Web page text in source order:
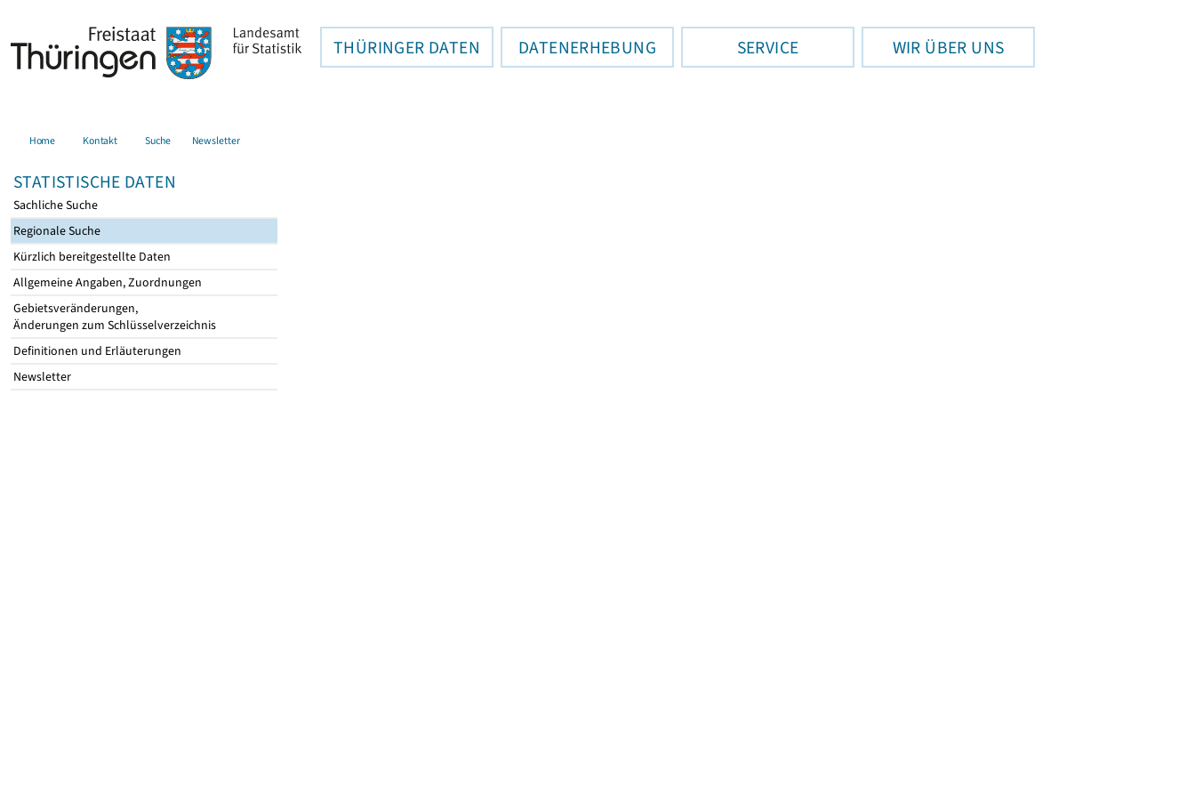
THÜRINGER DATEN DATENERHEBUNG SERVICE WIR ÜBER UNS
Home Kontakt Suche Newsletter
STATISTISCHE DATEN
Sachliche Suche
Regionale Suche
Kürzlich bereitgestellte Daten
Allgemeine Angaben, Zuordnungen
Gebietsveränderungen,
Änderungen zum Schlüsselverzeichnis
Definitionen und Erläuterungen
Newsletter